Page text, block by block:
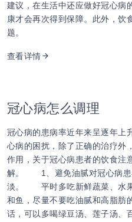
建议，在生活中还应做好冠心病
康才会再次得到保障。此外，饮
题。
查看详情
冠心病怎么调理
冠心病的患病率近年来呈逐年上
心病的困扰，除了正确的治疗外
作用，关于冠心病患者的饮食注
解。 1、避免油腻对冠心病患
淡。 平时多吃新鲜蔬菜、水果
和鱼，尽量不要吃油腻和高脂肪
话，可以多喝绿豆汤、莲子汤、